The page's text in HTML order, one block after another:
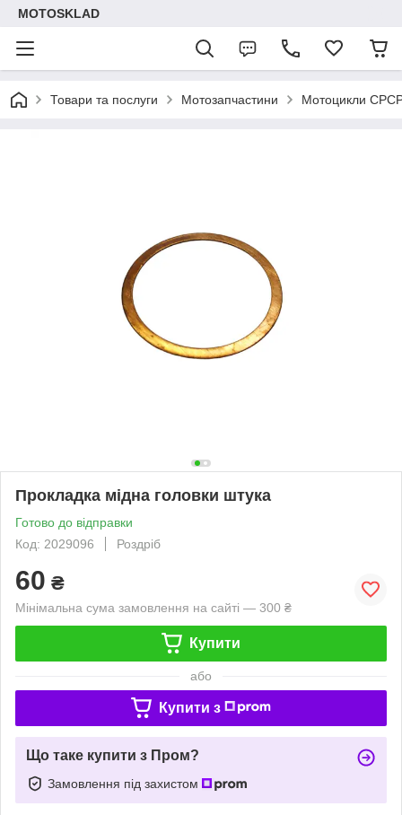
MOTOSKLAD
Товари та послуги Мотозапчастини Мотоцикли
Прокладка мідна головки штука
Готово до відправки
Код: 2029096
Роздріб
60 ₴
Мінімальна сума замовлення на сайті — 300 ₴
Купити
або
Купити з
Що таке купити з Пром?
Замовлення під захистом